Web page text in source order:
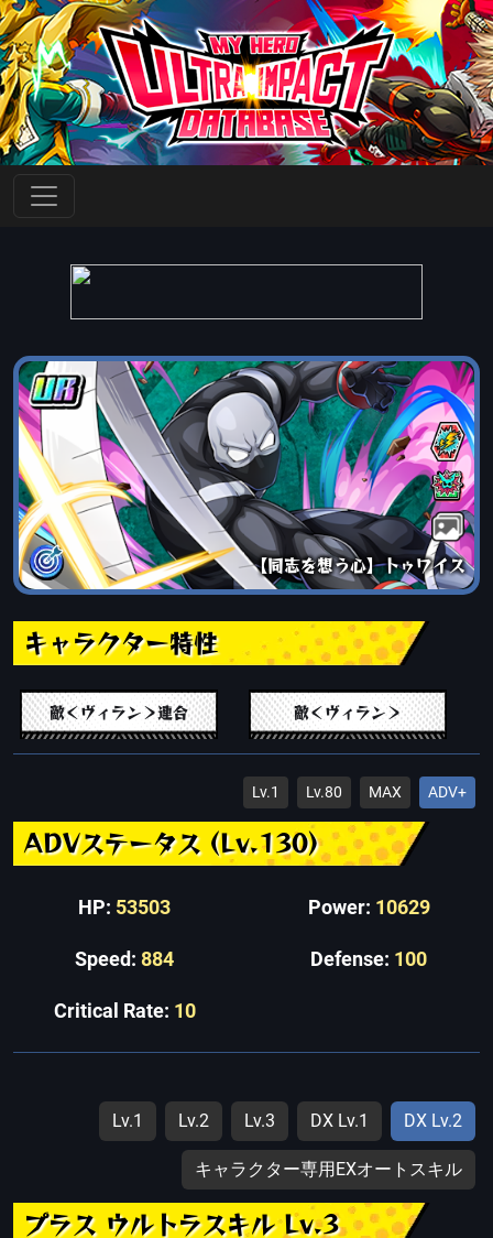
【同志を想う心】トゥワイス
キャラクター特性
敵＜ヴィラン＞連合 敵＜ヴィラン＞
Lv.1 Lv.80 MAX ADV+
ADVステータス (Lv.130)
HP: 53503 Power: 10629
Speed: 884 Defense: 100
Critical Rate: 10
Lv.1 Lv.2 Lv.3 DX Lv.1 DX Lv.2
キャラクター専用EXオートスキル
プラス ウルトラスキル Lv.3